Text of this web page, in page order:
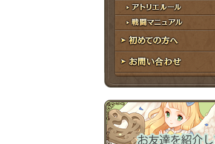
シナリオルール
アトリエルール
戦闘マニュアル
初めての方へ
お問い合わせ